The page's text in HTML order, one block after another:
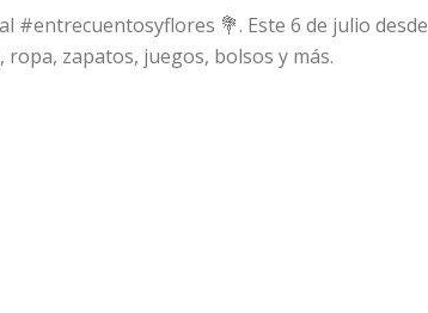
#entrecuentosyflores 💐. Este 6 de julio desde
zapatos, juegos, bolsos y más.